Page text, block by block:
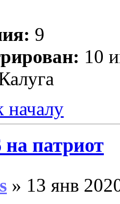
9
10
началу
патриот
» 13 янв